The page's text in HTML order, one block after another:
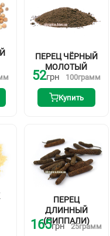
ПЕРЕЦ ЧЁРНЫЙ
МОЛОТЫЙ
52грн 100грамм
Купить
ПЕРЕЦ
ДЛИННЫЙ
(ПИППАЛИ)
165грн 25грамм